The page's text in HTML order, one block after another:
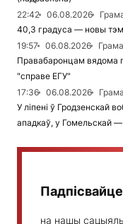
22:42
06.08.2026
40,3 градуса — новы
19:57
06.08.2026
Правабаронцам вядома
"справе ЕГУ"
17:36
06.08.2026
У ліпені ў Гродзенскай
ападкаў, у Гомельскай
на нашы